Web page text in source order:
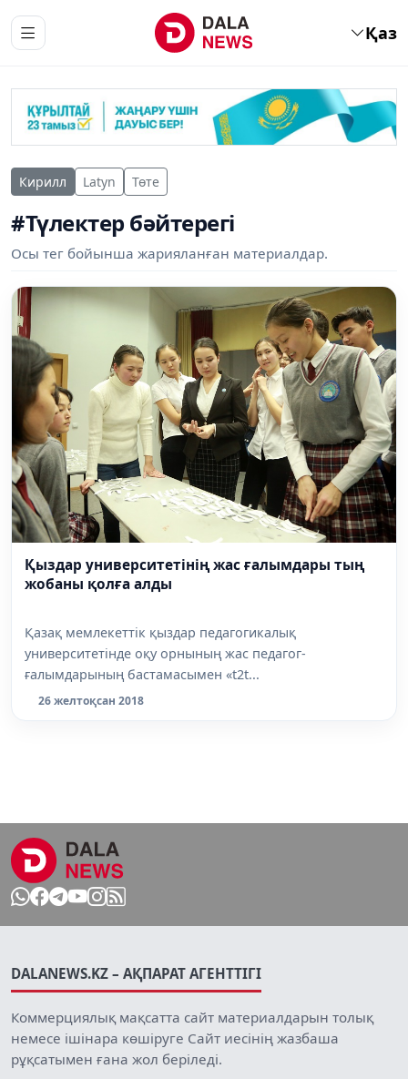
Қаз
Кирилл Latyn Төте
#Түлектер бәйтерегі
Осы тег бойынша жарияланған материалдар.
Қыздар университетінің жас ғалымдары тың
жобаны қолға алды
Қазақ мемлекеттік қыздар педагогикалық
университетінде оқу орнының жас педагог-
ғалымдарының бастамасымен «t2t...
26 желтоқсан 2018
DALANEWS.KZ – АҚПАРАТ АГЕНТТІГІ
Коммерциялық мақсатта сайт материалдарын толық
немесе ішінара көшіруге Сайт иесінің жазбаша
рұқсатымен ғана жол беріледі.